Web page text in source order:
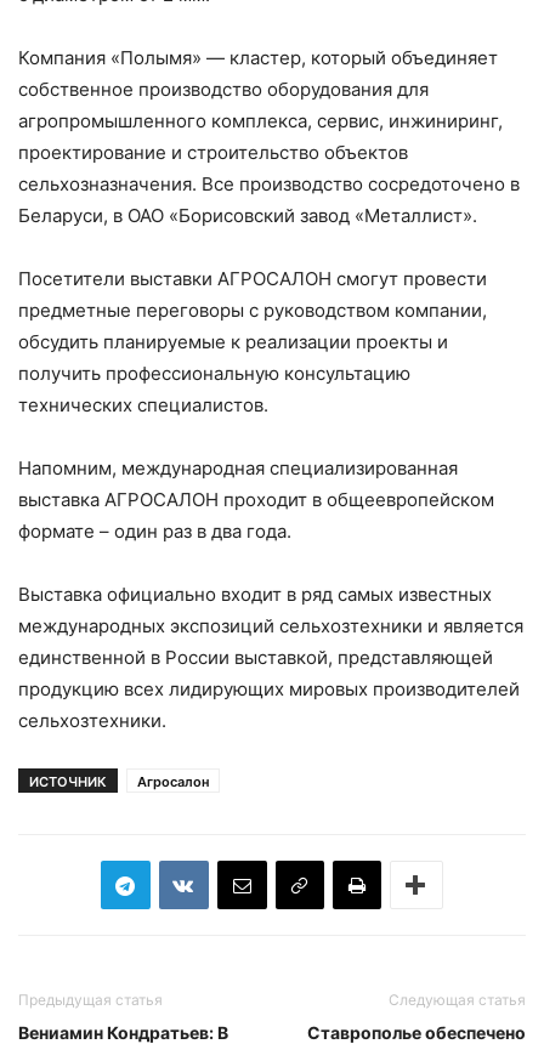
Компания «Полымя» — кластер, который объединяет
собственное производство оборудования для
агропромышленного комплекса, сервис, инжиниринг,
проектирование и строительство объектов
сельхозназначения. Все производство сосредоточено в
Беларуси, в ОАО «Борисовский завод «Металлист».
Посетители выставки АГРОСАЛОН смогут провести
предметные переговоры с руководством компании,
обсудить планируемые к реализации проекты и
получить профессиональную консультацию
технических специалистов.
Напомним, международная специализированная
выставка АГРОСАЛОН проходит в общеевропейском
формате – один раз в два года.
Выставка официально входит в ряд самых известных
международных экспозиций сельхозтехники и является
единственной в России выставкой, представляющей
продукцию всех лидирующих мировых производителей
сельхозтехники.
ИСТОЧНИК Агросалон
Предыдущая статья
Вениамин Кондратьев: В
Следующая статья
Ставрополье обеспечено